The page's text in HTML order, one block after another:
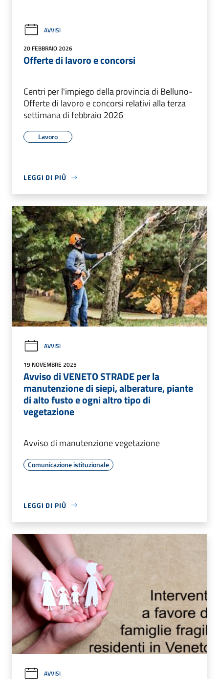
AVVISI
20 FEBBRAIO 2026
Offerte di lavoro e concorsi
Centri per l'impiego della provincia di Belluno-
Offerte di lavoro e concorsi relativi alla terza
settimana di febbraio 2026
Lavoro
LEGGI DI PIÙ
AVVISI
19 NOVEMBRE 2025
Avviso di VENETO STRADE per la
manutenzione di siepi, alberature, piante
di alto fusto e ogni altro tipo di
vegetazione
Avviso di manutenzione vegetazione
Comunicazione istituzionale
LEGGI DI PIÙ
AVVISI